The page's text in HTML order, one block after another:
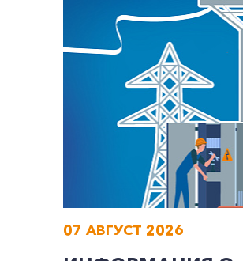
07 АВГУСТ 2026